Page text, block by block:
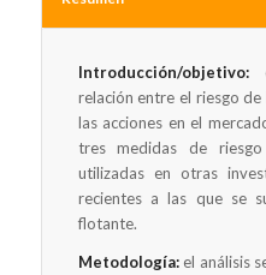
Introducción/objetivo:
relación entre el riesgo
las acciones en el
tres medidas de
utilizadas en otras
recientes a las que se
flotante.
Metodología:el análisis